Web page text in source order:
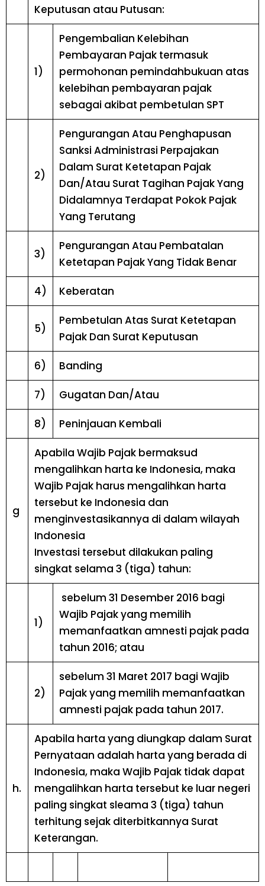
Keputusan atau Putusan:
1)
Pengembalian Kelebihan
Pembayaran Pajak termasuk
permohonan pemindahbukuan atas
kelebihan pembayaran pajak
sebagai akibat pembetulan SPT
2)
Pengurangan Atau Penghapusan
Sanksi Administrasi Perpajakan
Dalam Surat Ketetapan Pajak
Dan/Atau Surat Tagihan Pajak Yang
Didalamnya Terdapat Pokok Pajak
Yang Terutang
3)
Pengurangan Atau Pembatalan
Ketetapan Pajak Yang Tidak Benar
4) Keberatan
5)
Pembetulan Atas Surat Ketetapan
Pajak Dan Surat Keputusan
6) Banding
7) Gugatan Dan/Atau
8) Peninjauan Kembali
g
Apabila Wajib Pajak bermaksud
mengalihkan harta ke Indonesia, maka
Wajib Pajak harus mengalihkan harta
tersebut ke Indonesia dan
menginvestasikannya di dalam wilayah
Indonesia
Investasi tersebut dilakukan paling
singkat selama 3 (tiga) tahun:
1)
sebelum 31 Desember 2016 bagi
Wajib Pajak yang memilih
memanfaatkan amnesti pajak pada
tahun 2016; atau
2)
sebelum 31 Maret 2017 bagi Wajib
Pajak yang memilih memanfaatkan
amnesti pajak pada tahun 2017.
h.
Apabila harta yang diungkap dalam Surat
Pernyataan adalah harta yang berada di
Indonesia, maka Wajib Pajak tidak dapat
mengalihkan harta tersebut ke luar negeri
paling singkat sleama 3 (tiga) tahun
terhitung sejak diterbitkannya Surat
Keterangan.